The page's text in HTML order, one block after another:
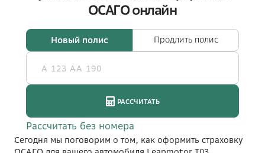
Сегодня мы поговорим о том, как оформить страховку